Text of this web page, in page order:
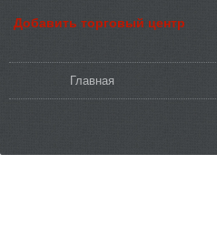
Добавить торговый центр
Главная